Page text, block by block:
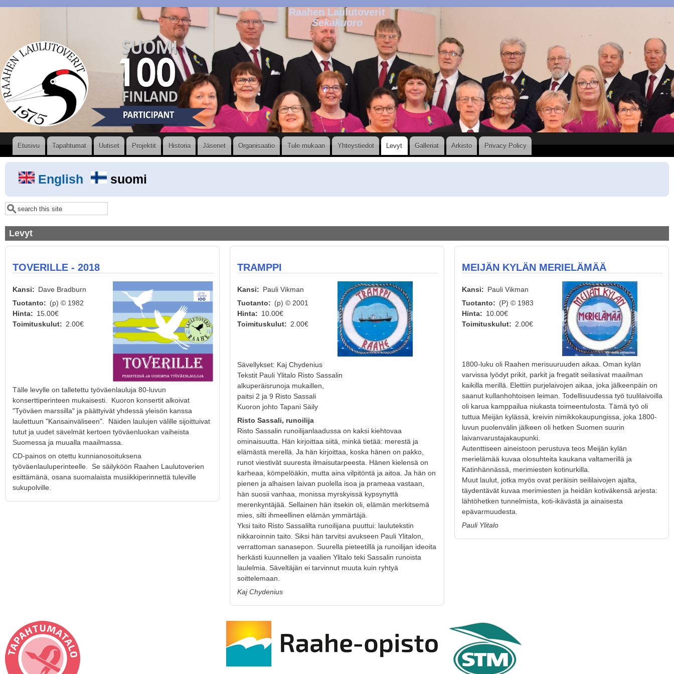
Raahen Laulutoverit
Sekakuoro
Valikko
Etusivu Tapahtumat Uutiset Projektit Historia Jäsenet Organisaatio Tule mukaan Yhteystiedot Levyt Galleriat Arkisto Privacy Policy
English suomi
Etsi
Levyt
TOVERILLE - 2018
Kansi
Dave Bradburn
Tuotanto
(p) © 1982
Hinta
15.00€
Toimituskulut
2.00€
Tälle levylle on talletettu työväenlauluja 80-luvun
konserttiperinteen mukaisesti. Kuoron konsertit alkoivat
"Työväen marssilla" ja päättyivät yhdessä yleisön kanssa
laulettuun "Kansainväliseen". Näiden laulujen välille sijoittuivat
tutut ja uudet sävelmät kertoen työväenluokan vaiheista
Suomessa ja muualla maailmassa.
CD-painos on otettu kunnianosoituksena
työväenlauluperinteelle. Se säilyköön Raahen Laulutoverien
esittämänä, osana suomalaista musiikkiperinnettä tuleville
sukupolville.
TRAMPPI
Kansi
Pauli Vikman
Tuotanto
(p) © 2001
Hinta
10.00€
Toimituskulut
2.00€
Sävellykset: Kaj Chydenius
Tekstit Pauli Ylitalo Risto Sassalin
alkuperäisrunoja mukaillen,
paitsi 2 ja 9 Risto Sassali
Kuoron johto Tapani Säily
Risto Sassali, runoilija
Risto Sassalin runoilijanlaadussa on kaksi kiehtovaa
ominaisuutta. Hän kirjoittaa siitä, minkä tietää: merestä ja
elämästä merellä. Ja hän kirjoittaa, koska hänen on pakko,
runot viestivät suuresta ilmaisutarpeesta. Hänen kielensä on
karheaa, kömpelöäkin, mutta aina vilpitöntä ja aitoa. Ja hän on
pienen ja alhaisen laivan puolella isoa ja prameaa vastaan,
hän suosii vanhaa, monissa myrskyissä kypsynyttä
merenkyntäjää. Sellainen hän itsekin oli, elämän merkitsemä
mies, silti ihmeellinen elämän ymmärtäjä.
Yksi taito Risto Sassalilta runoilijana puuttui: laulutekstin
nikkaroinnin taito. Siksi hän tarvitsi avukseen Pauli Ylitalon,
verrattoman sanasepon. Suurella pieteetillä ja runoilijan ideoita
herkästi kuunnellen ja vaalien Ylitalo teki Sassalin runoista
laulelmia. Säveltäjän ei tarvinnut muuta kuin ryhtyä
soittelemaan.
Kaj Chydenius
MEIJÄN KYLÄN MERIELÄMÄÄ
Kansi
Pauli Vikman
Tuotanto
(P) © 1983
Hinta
10.00€
Toimituskulut
2.00€
1800-luku oli Raahen merisuuruuden aikaa. Oman kylän
varvissa lyödyt prikit, parkit ja fregatit seilasivat maailman
kaikilla merillä. Elettiin purjelaivojen aikaa, joka jälkeenpäin on
saanut kullanhohtoisen leiman. Todellisuudessa työ tuulilaivoilla
oli karua kamppailua niukasta toimeentulosta. Tämä työ oli
tuttua Meijän kylässä, kreivin nimikkokaupungissa, joka 1800-
luvun puolenvälin jälkeen oli hetken Suomen suurin
laivanvarustajakaupunki.
Autenttiseen aineistoon perustuva teos Meijän kylän
merielämää kuvaa olosuhteita kaukana valtamerillä ja
Katinhännässä, merimiesten kotinurkilla.
Muut laulut, jotka myös ovat peräisin seililaivojen ajalta,
täydentävät kuvaa merimiesten ja heidän kotiväkensä arjesta:
lähtöhetken tunnelmista, koti-ikävästä ja ainaisesta
epävarmuudesta.
Pauli Ylitalo